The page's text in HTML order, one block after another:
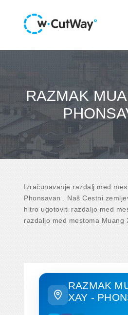
RAZMAK
Izračunavanje razdalj med
Phonsavan . Naš Cestni
hitro ugotoviti razdaljo med
razdaljo med mestoma Muang
RAZMAK
XAY -